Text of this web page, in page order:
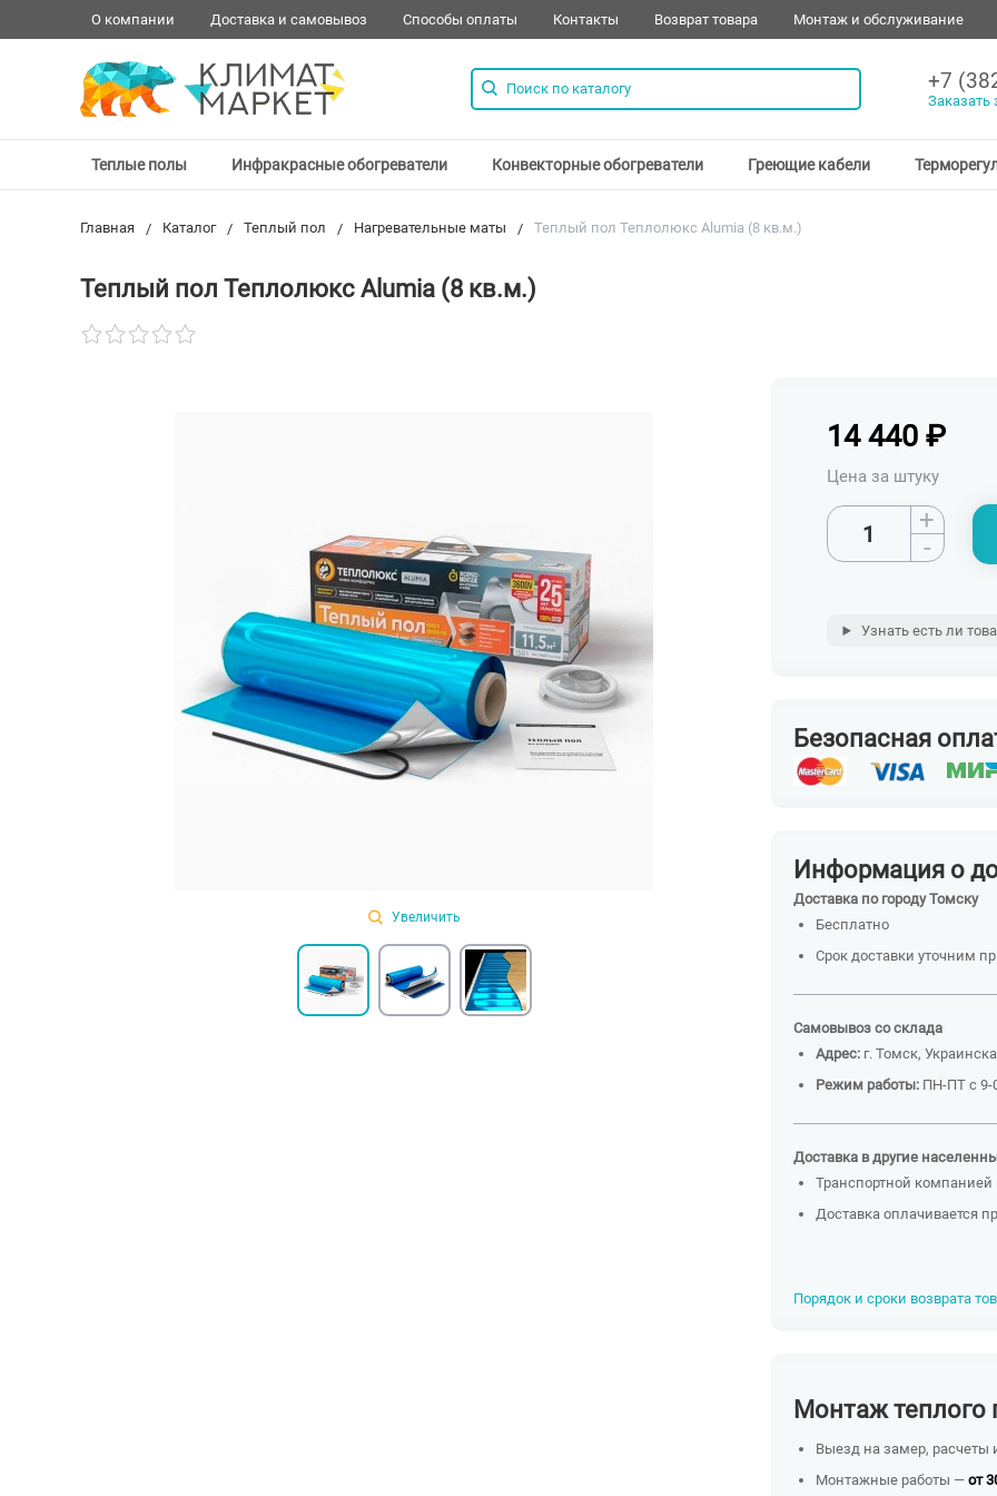
О компании Доставка и самовывоз Способы оплаты Контакты Возврат товара Монтаж и обслуживание
+7
Заказать
Теплые полы Инфракрасные обогреватели Конвекторные обогреватели Греющие кабели
Главная Каталог Теплый пол Нагревательные маты Теплый пол Теплолюкс Alumia (8 кв.м.)
Теплый пол Теплолюкс Alumia (8 кв.м.)
Увеличить
14 440 ₽
Цена за штуку
+
-
Узнать есть ли
Безопасная
Информация о
Доставка по городу Томску
Бесплатно
Срок доставки уточним
Самовывоз со склада
Адрес:г. Томск,
Режим работы:ПН-ПТ с 9-
Доставка в другие
Транспортной компанией
Доставка оплачивается
Порядок и сроки возврата
Монтаж теплого
Выезд на замер, расчеты
Монтажные работы — от